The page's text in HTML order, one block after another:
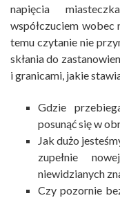
napięcia
współczuciem wobec
temu czytanie nie
skłania do
i granicami, jakie
Gdzie
posunąć się w
Jak dużo
zupełnie
niewidzianych
Czy pozornie